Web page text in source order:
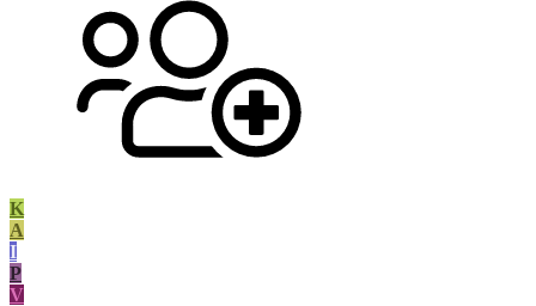
K
A
I
P
V